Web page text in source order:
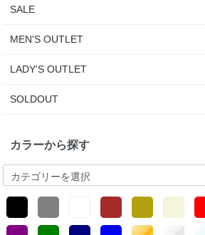
SALE
MEN'S OUTLET
LADY'S OUTLET
SOLDOUT
カラーから探す